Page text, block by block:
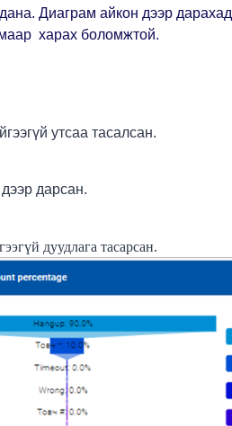
Диаграм айкон дээр
харах боломжтой.
утсаа тасалсан.
дарсан.
дуудлага тасарсан.